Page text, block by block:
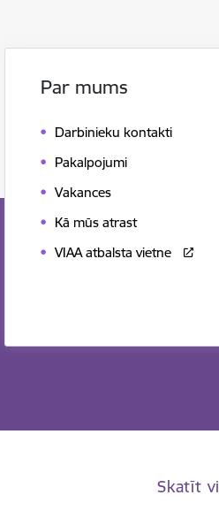
Par mums
Darbinieku kontakti
Pakalpojumi
Vakances
Kā mūs atrast
VIAA atbalsta vietne
Skatīt